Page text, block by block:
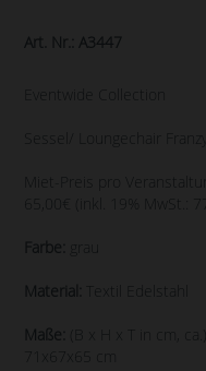
Art. Nr.: A3447
Eventwide Collection
Sessel/ Loungechair
Miet-Preis pro
65,00€ (inkl. 19% MwSt.:
Farbe: grau
Material: Textil Edelstahl
Maße:
(B x H x T in cm, ca.)